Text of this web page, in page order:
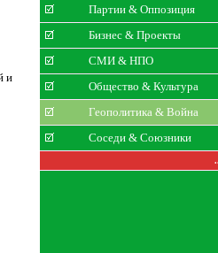
и
Партии & Оппозиция
Бизнес & Проекты
СМИ & НПО
Общество & Культура
Геополитика & Война
Соседи & Союзники